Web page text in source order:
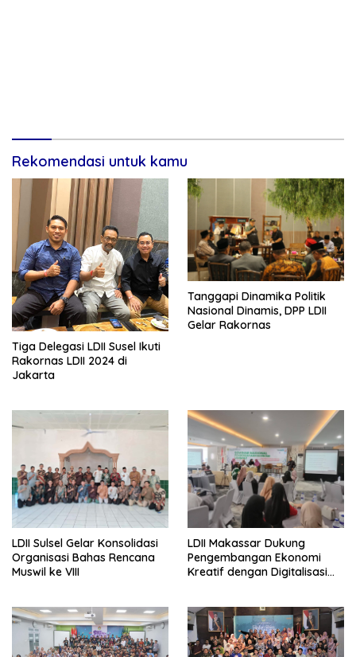
Rekomendasi untuk kamu
Tiga Delegasi LDII Susel Ikuti
Rakornas LDII 2024 di
Jakarta
Tanggapi Dinamika Politik
Nasional Dinamis, DPP LDII
Gelar Rakornas
LDII Sulsel Gelar Konsolidasi
Organisasi Bahas Rencana
Muswil ke VIII
LDII Makassar Dukung
Pengembangan Ekonomi
Kreatif dengan Digitalisasi